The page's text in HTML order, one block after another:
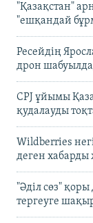
"Қазақстан"
"ешқандай
Ресейдің
дрон
CPJ ұйымы
қудалауды
Wildberries
деген
"Әділ сөз"
тергеуге